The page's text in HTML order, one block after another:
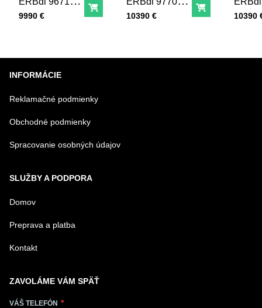
Integrovateľná
Cena s DPH
9990 € Do košíkaIntegrovateľná
Cena s DPH
10390 € Do košíkaCena s
10390
INFORMÁCIE
Reklamačné podmienky
Obchodné podmienky
Spracovanie osobných údajov
SLUŽBY A PODPORA
Domov
Preprava a platba
Kontakt
ZAVOLÁME VÁM SPÄŤ
VÁŠ TELEFÓN